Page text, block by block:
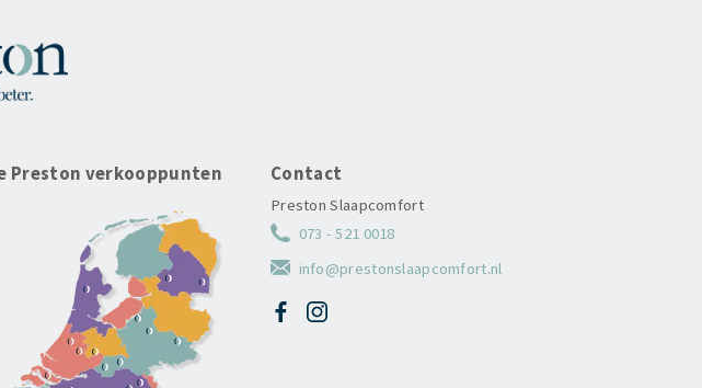
Preston verkooppunten Contact
Preston Slaapcomfort
073 - 521 0018
info@prestonslaapcomfort.nl